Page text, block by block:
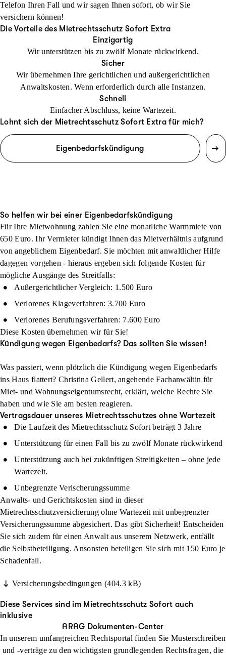
Telefon Ihren Fall und wir sagen Ihnen sofort, ob wir Sie
versichern können!
Die Vorteile des Mietrechtsschutz Sofort Extra
Einzigartig
Wir unterstützen bis zu zwölf Monate rückwirkend.
Sicher
Wir übernehmen Ihre gerichtlichen und außergerichtlichen
Anwaltskosten. Wenn erforderlich durch alle Instanzen.
Schnell
Einfacher Abschluss, keine Wartezeit.
Lohnt sich der Mietrechtsschutz Sofort Extra für mich?
Eigenbedarfskündigung
So helfen wir bei einer Eigenbedarfskündigung
Für Ihre Mietwohnung zahlen Sie eine monatliche Warmmiete von
650 Euro. Ihr Vermieter kündigt Ihnen das Mietverhältnis aufgrund
von angeblichem Eigenbedarf. Sie möchten mit anwaltlicher Hilfe
dagegen vorgehen - hieraus ergeben sich folgende Kosten für
mögliche Ausgänge des Streitfalls:
Außergerichtlicher Vergleich: 1.500 Euro
Verlorenes Klageverfahren: 3.700 Euro
Verlorenes Berufungsverfahren: 7.600 Euro
Diese Kosten übernehmen wir für Sie!
Kündigung wegen Eigenbedarfs? Das sollten Sie wissen!
Was passiert, wenn plötzlich die Kündigung wegen Eigenbedarfs
ins Haus flattert? Christina Gellert, angehende Fachanwältin für
Miet- und Wohnungseigentumsrecht, erklärt, welche Rechte Sie
haben und wie Sie am besten reagieren.
Vertragsdauer unseres Mietrechtsschutzes ohne Wartezeit
Die Laufzeit des Mietrechtsschutz Sofort beträgt 3 Jahre
Unterstützung für einen Fall bis zu zwölf Monate rückwirkend
Unterstützung auch bei zukünftigen Streitigkeiten – ohne jede
Wartezeit.
Unbegrenzte Verischerungssumme
Anwalts- und Gerichtskosten sind in dieser
Mietrechtsschutzversicherung ohne Wartezeit mit unbegrenzter
Versicherungs­summe abgesichert. Das gibt Sicherheit! Entscheiden
Sie sich zudem für einen Anwalt aus unserem Netzwerk, entfällt
die Selbstbeteiligung. Ansonsten beteiligen Sie sich mit 150 Euro je
Schadenfall.
Versicherungsbedingungen (404.3 kB)
Diese Services sind im Mietrechtsschutz Sofort auch
inklusive
ARAG Dokumenten-Center
In unserem umfangreichen Rechtsportal finden Sie Musterschreiben
und -verträge zu den wichtigsten grundlegenden Rechtsfragen, die